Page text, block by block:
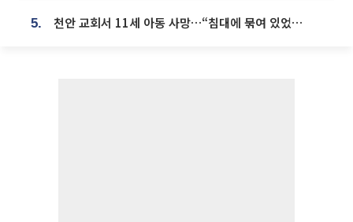
5. 천안 교회서 11세 아동 사망…“침대에 묶여 있었다” 진술 확보